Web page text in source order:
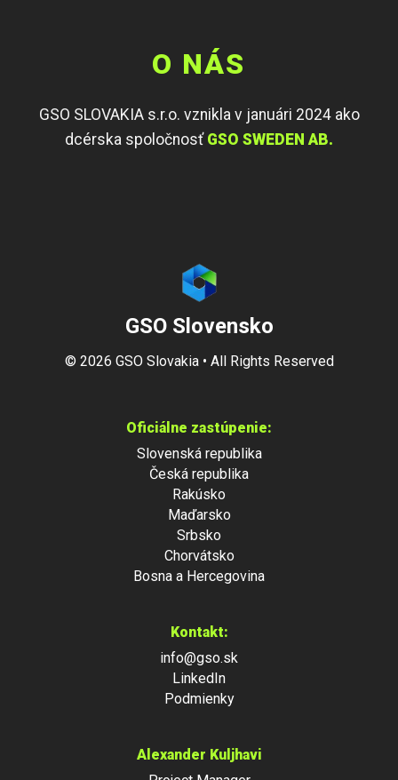
O NÁS
GSO SLOVAKIA s.r.o. vznikla v januári 2024 ako
dcérska spoločnosť GSO SWEDEN AB.
GSO Slovensko
© 2026 GSO Slovakia • All Rights Reserved
Oficiálne zastúpenie:
Slovenská republika
Česká republika
Rakúsko
Maďarsko
Srbsko
Chorvátsko
Bosna a Hercegovina
Kontakt:
info@gso.sk
LinkedIn
Podmienky
Alexander Kuljhavi